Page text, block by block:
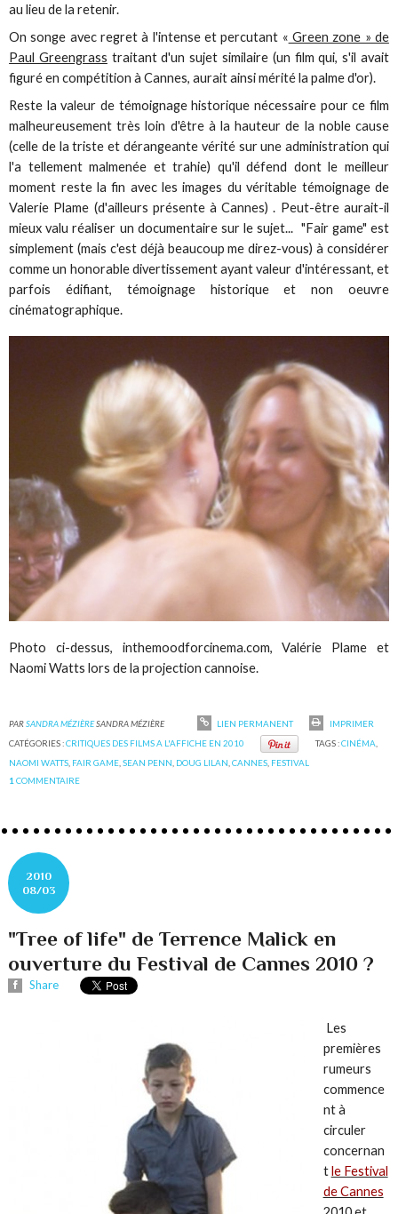
au lieu de la retenir.
On songe avec regret à l'intense et percutant « Green zone » de
Paul Greengrass traitant d'un sujet similaire (un film qui, s'il avait
figuré en compétition à Cannes, aurait ainsi mérité la palme d'or).
Reste la valeur de témoignage historique nécessaire pour ce film
malheureusement très loin d'être à la hauteur de la noble cause
(celle de la triste et dérangeante vérité sur une administration qui
l'a tellement malmenée et trahie) qu'il défend dont le meilleur
moment reste la fin avec les images du véritable témoignage de
Valerie Plame (d'ailleurs présente à Cannes) . Peut-être aurait-il
mieux valu réaliser un documentaire sur le sujet... "Fair game" est
simplement (mais c'est déjà beaucoup me direz-vous) à considérer
comme un honorable divertissement ayant valeur d'intéressant, et
parfois édifiant, témoignage historique et non oeuvre
cinématographique.
Photo ci-dessus, inthemoodforcinema.com, Valérie Plame et
Naomi Watts lors de la projection cannoise.
PARSANDRA MÉZIÈRESANDRA MÉZIÈRE LIEN PERMANENT
IMPRIMER
CATÉGORIES :CRITIQUES DES FILMS A L'AFFICHE EN 2010 TAGS :CINÉMA
NAOMI WATTS FAIR GAME ,SEAN PENN DOUG LILAN ,CANNES FESTIVAL
1 COMMENTAIRE
2010
08/03
"Tree of life" de Terrence Malick en
ouverture du Festival de Cannes 2010 ?
Share
Les
premières
rumeurs
commence
nt à
circuler
concernan
tle Festival
de Cannes